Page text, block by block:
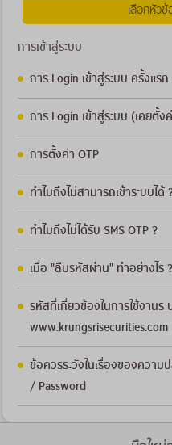
เลือกหัว
การเข้าสู่ระบบ
การ Login เข้าสู่ระบบ ครั้งแรก
การ Login เข้าสู่ระบบ (เคยตั้
การตั้งค่า OTP
ทำไมถึงไม่สามารถเข้าระบบได้
ทำไมถึงไม่ได้รับ SMS OTP ?
เมื่อ "ลืมรหัสผ่าน" ทำอย่างไร ?
รหัสที่เกี่ยวข้องในการใช้งานระ
www.krungsrisecurities.com
ข้อควรระวังในเรื่องของควา
/ Password